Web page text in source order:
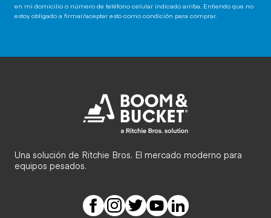
en mi domicilio o número de teléfono celular indicado arriba. Entiendo que no
estoy obligado a firmar/aceptar esto como condición para comprar.
Una solución de Ritchie Bros. El mercado moderno para
equipos pesados.